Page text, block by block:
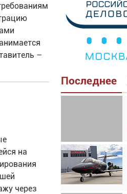
–
на
через
Последнее